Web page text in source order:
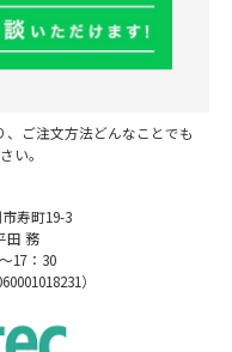
ご注文方法どんなことでも
い。
寿町19-3
田 務
17：30
）